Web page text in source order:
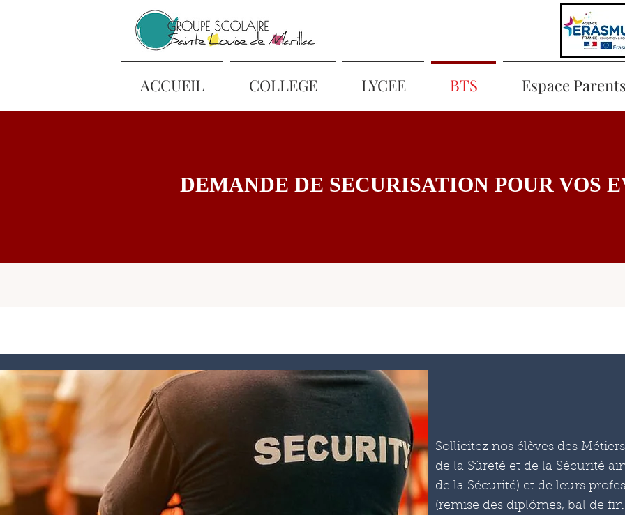
ACCUEIL COLLEGE LYCEE BTS Espace Parents
DEMANDE DE SECURISATION POUR VOS
Sollicitez nos élèves des
de la Sûreté et de la Sécurité
de la Sécurité) et de leurs
(remise des diplômes, bal de